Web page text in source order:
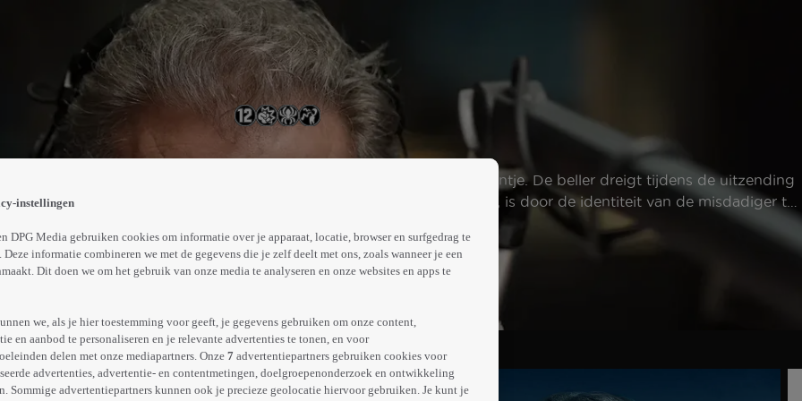
goedbedoeld advies. Op een avond krijgt hij een mysterieus telefoontje. De beller dreigt tijdens de uitzending
moet hij een overlevingsspel spelen. De enige manier om te winnen, is door de identiteit van de misdadiger te
Abonneren op Videoland
instellingen
DPG Media gebruiken cookies om informatie over je apparaat, locatie, browser en surfgedrag te
Deze informatie combineren we met de gegevens die je zelf deelt met ons, zoals wanneer je een
Dit doen we om het gebruik van onze media te analyseren en onze websites en apps te
we, als je hier toestemming voor geeft, je gegevens gebruiken om onze content,
en aanbod te personaliseren en je relevante advertenties te tonen, en voor
delen met onze mediapartners. Onze 7 advertentiepartners gebruiken cookies voor
advertenties, advertentie- en contentmetingen, doelgroepenonderzoek en ontwikkeling
Sommige advertentiepartners kunnen ook je precieze geolocatie hiervoor gebruiken. Je kunt je